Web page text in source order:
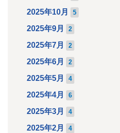
2025年10月 5
2025年9月 2
2025年7月 2
2025年6月 2
2025年5月 4
2025年4月 6
2025年3月 4
2025年2月 4